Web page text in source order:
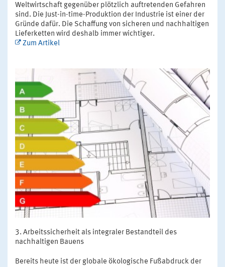
Weltwirtschaft gegenüber plötzlich auftretenden Gefahren
sind. Die Just-in-time-Produktion der Industrie ist einer der
Gründe dafür. Die Schaffung von sicheren und nachhaltigen
Lieferketten wird deshalb immer wichtiger.
Zum Artikel
Arbeitssicherheit als integraler Bestandteil des
nachhaltigen Bauens
Bereits heute ist der globale ökologische Fußabdruck der